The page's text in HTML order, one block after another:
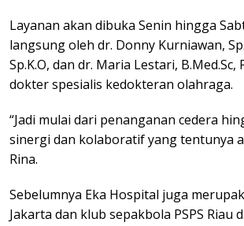
Layanan akan dibuka Senin hingga
langsung oleh dr. Donny Kurniawan,
Sp.K.O, dan dr. Maria Lestari,
dokter spesialis kedokteran olahraga.
“Jadi mulai dari penanganan cedera
sinergi dan kolaboratif yang tentunya
Rina.
Sebelumnya Eka Hospital juga
Jakarta dan klub sepakbola PSPS